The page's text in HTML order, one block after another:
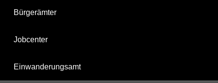
Bürgerämter
Jobcenter
Einwanderungsamt